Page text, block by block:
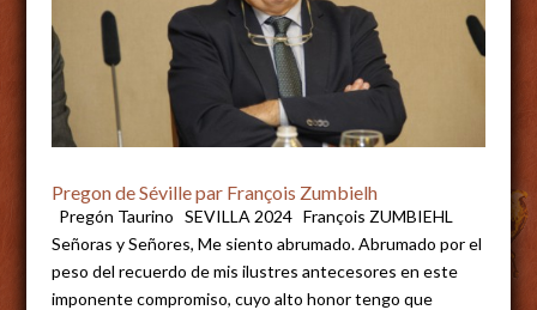
Pregon de Séville par François Zumbielh
Pregón Taurino SEVILLA 2024 François ZUMBIEHL
Señoras y Señores, Me siento abrumado. Abrumado por el
peso del recuerdo de mis ilustres antecesores en este
imponente compromiso, cuyo alto honor tengo que